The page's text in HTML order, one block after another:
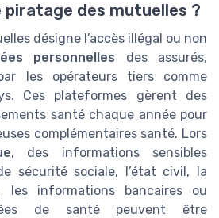
piratage des mutuelles ?
désigne l’accès illégal ou non
personnelles des assurés,
les opérateurs tiers comme
Ces plateformes gèrent des
santé chaque année pour
complémentaires santé. Lors
, des informations sensibles
sécurité sociale, l’état civil, la
les informations bancaires ou
de santé peuvent être